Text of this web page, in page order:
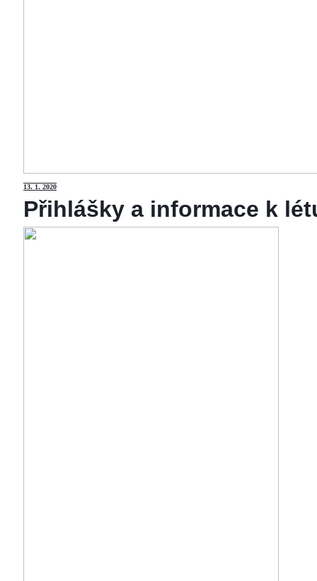
13. 1. 2020
Přihlášky a informace k